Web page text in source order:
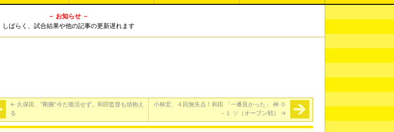
－ お知らせ －
しばらく、試合結果や他の記事の更新遅れます
← 久保田、“剛腕”今だ復活せず。和田監督も頭抱え
る
小林宏、４回無失点！和田 「一番良かった」 神 ０
－１ ソ（オープン戦） →